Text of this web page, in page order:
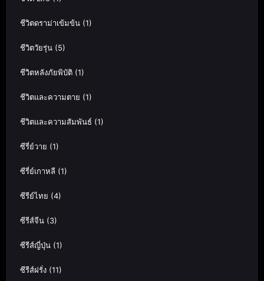
ชีวิตดราม่าเข้มข้น (1)
ชีวิตวัยรุ่น (5)
ชีวิตหลังภัยพิบัติ (1)
ชีวิตและความตาย (1)
ชีวิตและความสัมพันธ์ (1)
ซีรี่ย์วาย (1)
ซีรี่ย์เกาหลี (1)
ซีรีย์ไทย (4)
ซีรีส์จีน (3)
ซีรีส์ญี่ปุ่น (1)
ซีรีส์ฝรั่ง (11)